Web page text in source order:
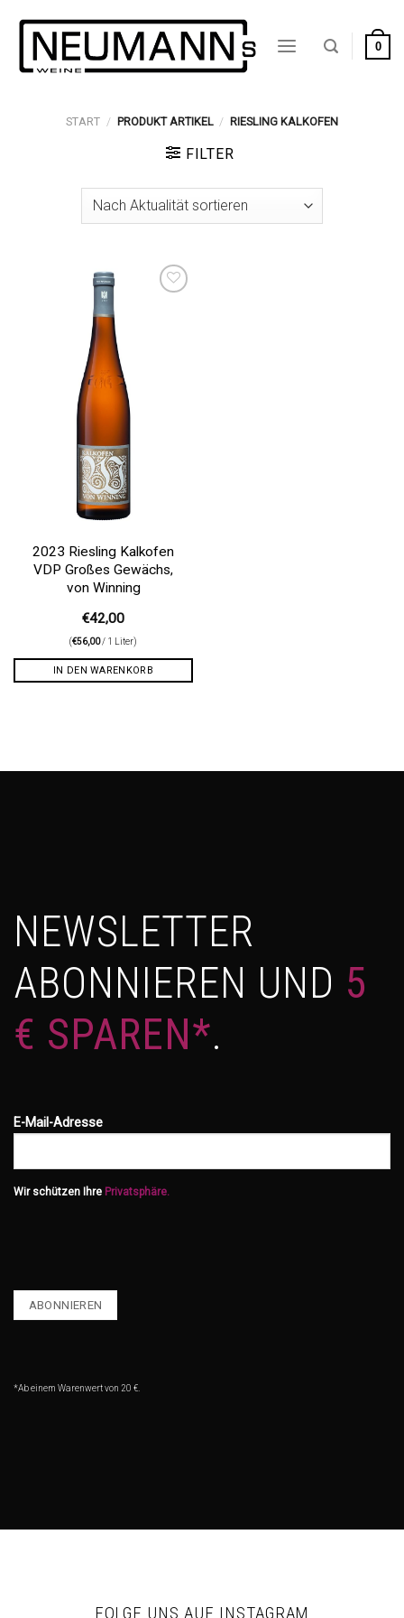
Inhalt
springen
0
START / PRODUKT ARTIKEL / RIESLING KALKOFEN
FILTER
2023 Riesling Kalkofen
VDP Großes Gewächs,
von Winning
€42,00
(€56,00/ 1 Liter)
IN DEN WARENKORB
NEWSLETTER
ABONNIEREN UND 5
€ SPAREN*.
E-Mail-Adresse
Wir schützen Ihre Privatsphäre.
*Ab einem Warenwert von 20 €.
FOLGE UNS AUF INSTAGRAM